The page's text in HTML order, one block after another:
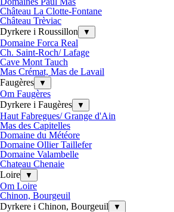
Château La Clotte-Fontane
Château Trèviac
Dyrkere i Roussillon
▼
Domaine Forca Real
Ch. Saint-Roch/ Lafage
Cave Mont Tauch
Mas Crémat, Mas de Lavail
Faugères
▼
Om Faugères
Dyrkere i Faugères
▼
Haut Fabregues/ Grange d'Ain
Mas des Capitelles
Domaine du Météore
Domaine Ollier Taillefer
Domaine Valambelle
Chateau Chenaie
Loire
▼
Om Loire
Chinon, Bourgeuil
Dyrkere i Chinon, Bourgeuil
▼